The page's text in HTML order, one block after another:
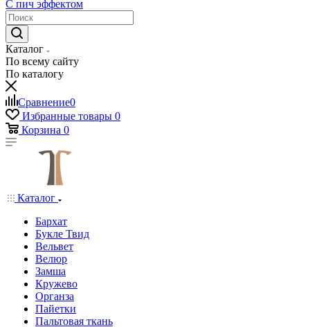
С пич эффектом
Каталог
По всему сайту
По каталогу
Сравнение0
Избранные товары 0
Корзина 0
Каталог
Бархат
Букле Твид
Вельвет
Велюр
Замша
Кружево
Органза
Пайетки
Пальтовая ткань